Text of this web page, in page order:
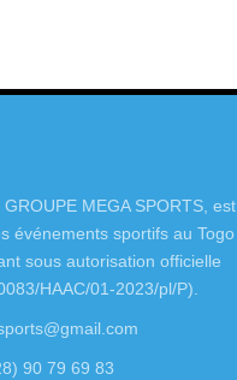
MEGA SPORTS, est
événements sportifs au Togo
sous autorisation officielle
HAAC/01-2023/pl/P).
90 79 69 83